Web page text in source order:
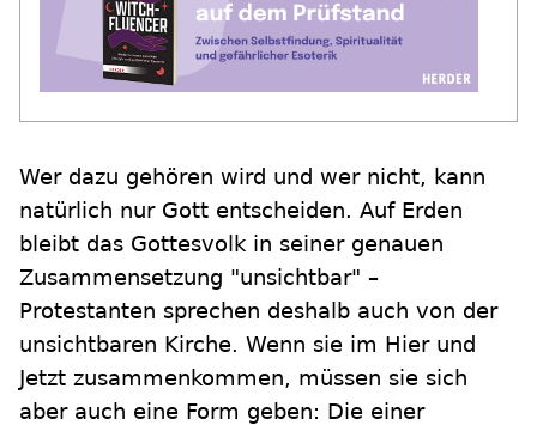
Wer dazu gehören wird und wer nicht, kann
natürlich nur Gott entscheiden. Auf Erden
bleibt das Gottesvolk in seiner genauen
Zusammensetzung "unsichtbar" –
Protestanten sprechen deshalb auch von der
unsichtbaren Kirche. Wenn sie im Hier und
Jetzt zusammenkommen, müssen sie sich
aber auch eine Form geben: Die einer